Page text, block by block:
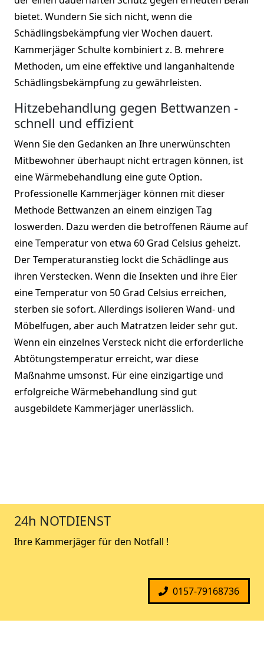
bietet. Wundern Sie sich nicht, wenn die
Schädlingsbekämpfung vier Wochen dauert.
Kammerjäger Schulte kombiniert z. B. mehrere
Methoden, um eine effektive und langanhaltende
Schädlingsbekämpfung zu gewährleisten.
Hitzebehandlung gegen Bettwanzen -
schnell und effizient
Wenn Sie den Gedanken an Ihre unerwünschten
Mitbewohner überhaupt nicht ertragen können, ist
eine Wärmebehandlung eine gute Option.
Professionelle Kammerjäger können mit dieser
Methode Bettwanzen an einem einzigen Tag
loswerden. Dazu werden die betroffenen Räume auf
eine Temperatur von etwa 60 Grad Celsius geheizt.
Der Temperaturanstieg lockt die Schädlinge aus
ihren Verstecken. Wenn die Insekten und ihre Eier
eine Temperatur von 50 Grad Celsius erreichen,
sterben sie sofort. Allerdings isolieren Wand- und
Möbelfugen, aber auch Matratzen leider sehr gut.
Wenn ein einzelnes Versteck nicht die erforderliche
Abtötungstemperatur erreicht, war diese
Maßnahme umsonst. Für eine einzigartige und
erfolgreiche Wärmebehandlung sind gut
ausgebildete Kammerjäger unerlässlich.
24h NOTDIENST
Ihre Kammerjäger für den Notfall !
0157-79168736